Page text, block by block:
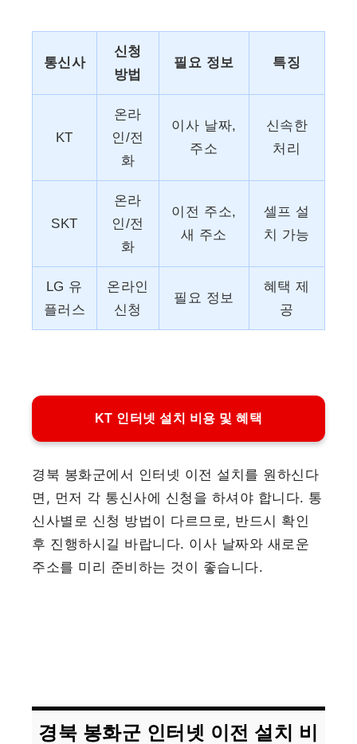
통신사
신청
방법
필요 정보 특징
KT
온라
인/전
화
이사 날짜,
주소
신속한
처리
SKT
온라
인/전
화
이전 주소,
새 주소
셀프 설
치 가능
LG 유
플러스
온라인
신청
필요 정보
혜택 제
공
KT 인터넷 설치 비용 및 혜택
경북 봉화군에서 인터넷 이전 설치를 원하신다
면, 먼저 각 통신사에 신청을 하셔야 합니다. 통
신사별로 신청 방법이 다르므로, 반드시 확인
후 진행하시길 바랍니다. 이사 날짜와 새로운
주소를 미리 준비하는 것이 좋습니다.
경북 봉화군 인터넷 이전 설치 비